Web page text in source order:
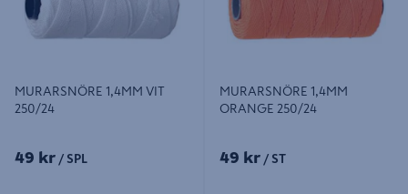
MURARSNÖRE 1,4MM VIT
250/24
49 kr / SPL
MURARSNÖRE 1,4MM
ORANGE 250/24
49 kr / ST